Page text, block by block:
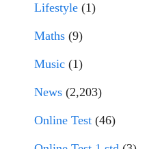
Lifestyle (1)
Maths (9)
Music (1)
News (2,203)
Online Test (46)